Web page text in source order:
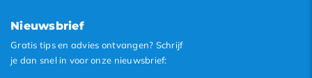
Nieuwsbrief
Gratis tips en advies ontvangen? Schrijf
je dan snel in voor onze nieuwsbrief: